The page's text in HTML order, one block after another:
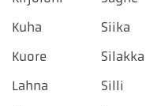
Kuha
Kuore
Lahna
Siika
Silakka
Silli